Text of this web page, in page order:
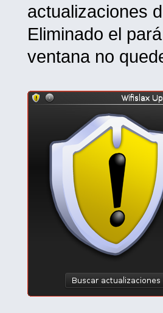
actualizaciones
Eliminado el
ventana no